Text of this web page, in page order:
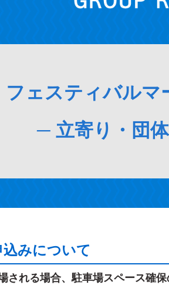
フェスティバルマ
─ 立寄り・団
みについて
される場合、駐車場スペース確